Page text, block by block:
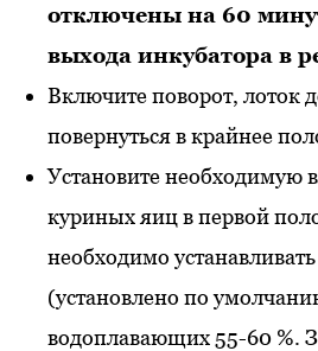
отключены на 60
выхода инкубатора в
Включите поворот, лоток
повернуться в крайнее
Установите необходимую
куриных яиц в первой
необходимо
(установлено по
водоплавающих 55-60 %.